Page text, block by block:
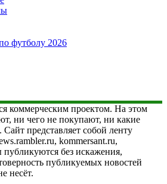
футболу 2026
коммерческим проектом. На этом
ни чего не покупают, ни какие
представляет собой ленту
kommersant.ru,
без искажения,
публикуемых новостей
несёт.